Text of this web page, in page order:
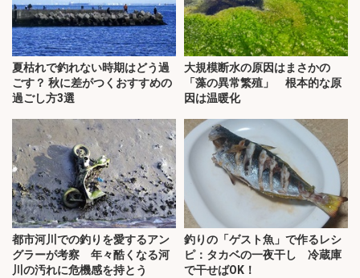
夏枯れで釣れない時期はどう過
ごす？ 秋に差がつくおすすめの
過ごし方3選
大規模断水の原因はまさかの
「藻の異常繁殖」 根本的な原
因は温暖化
都市河川での釣りを愛するアン
グラーが考察 年々酷くなる河
川の汚れに危機感を持とう
釣りの「ゲスト魚」で作るレシ
ピ：タカベの一夜干し 冷蔵庫
で干せばOK！